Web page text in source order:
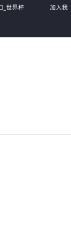
_世界杯 加入我